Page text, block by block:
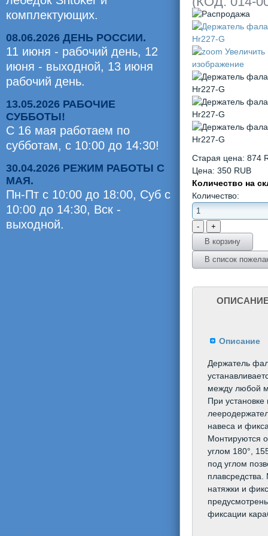
комплектующих.
08.06.2026 ДЕНЬ РОССИИ.
11 июня - рабочий день, 12
июня - выходной, 13 июня
рабочий день.
13.05.2026 РАБОЧИЕ
СУББОТЫ!
С 16 мая работаем по
субботам, с 10:00 до 14:30!
30.04.2026 РЕЖИМ РАБОТЫ С
МАЯ.
Пн-Пт с 10:00 до 18:00, Суб c
10:00 до 14:30, Вск -
выходной.
Увеличить
изображение
Старая цена: 874
Цена: 350 RUB
Количество на
Количество:
Описание
Держатель
между любой
При
навеса и
Монтируются
углом 180°,
под углом
натяжки и
фиксации